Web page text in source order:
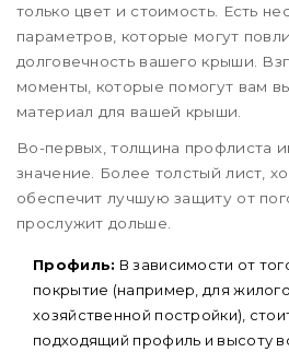
только цвет и стоимость. Есть
параметров, которые могут
долговечность вашего крыши.
моменты, которые помогут вам
материал для вашей крыши.
Во-первых, толщина профлиста
значение. Более толстый лист,
обеспечит лучшую защиту от
прослужит дольше.
Профиль: В зависимости от
покрытие (например, для
хозяйственной постройки),
подходящий профиль и высоту